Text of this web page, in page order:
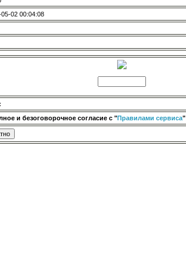
02 00:04:08
и безоговорочное согласие с "Правилами сервиса"